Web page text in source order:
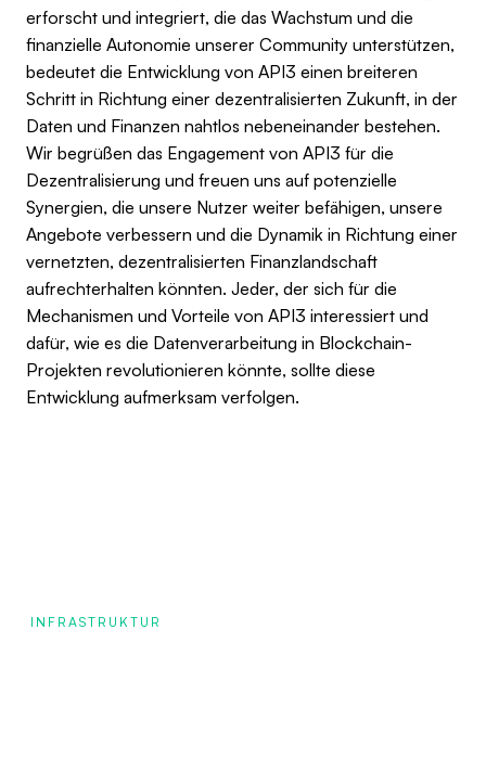
erforscht und integriert, die das Wachstum und die
finanzielle Autonomie unserer Community unterstützen,
bedeutet die Entwicklung von API3 einen breiteren
Schritt in Richtung einer dezentralisierten Zukunft, in der
Daten und Finanzen nahtlos nebeneinander bestehen.
Wir begrüßen das Engagement von API3 für die
Dezentralisierung und freuen uns auf potenzielle
Synergien, die unsere Nutzer weiter befähigen, unsere
Angebote verbessern und die Dynamik in Richtung einer
vernetzten, dezentralisierten Finanzlandschaft
aufrechterhalten könnten. Jeder, der sich für die
Mechanismen und Vorteile von API3 interessiert und
dafür, wie es die Datenverarbeitung in Blockchain-
Projekten revolutionieren könnte, sollte diese
Entwicklung aufmerksam verfolgen.
INFRASTRUKTUR